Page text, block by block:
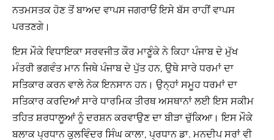
ਨਤਮਸਤਕ ਹੋਣ ਤੋਂ ਬਾਅਦ ਵਾਪਸ ਜਗਰਾਓਂ ਇਸੇ ਬੱਸ ਰਾਹੀਂ ਵਾਪਸ
ਪਰਤਣਗੇ।
ਇਸ ਮੌਕੇ ਵਿਧਾਇਕਾ ਸਰਵਜੀਤ ਕੌਰ ਮਾਣੂੰਕੇ ਨੇ ਕਿਹਾ ਪੰਜਾਬ ਦੇ ਮੁੱਖ
ਮੰਤਰੀ ਭਗਵੰਤ ਮਾਨ ਜਿਥੇ ਪੰਜਾਬ ਦੇ ਪੁੱਤ ਹਨ, ਉਥੇ ਸਾਰੇ ਧਰਮਾਂ ਦਾ
ਸਤਿਕਾਰ ਕਰਨ ਵਾਲੇ ਨੇਕ ਇਨਸਾਨ ਹਨ। ਉਨ੍ਹਾਂ ਸਮੂਹ ਧਰਮਾਂ ਦਾ
ਸਤਿਕਾਰ ਕਰਦਿਆਂ ਸਾਰੇ ਧਾਰਮਿਕ ਤੀਰਥ ਅਸਥਾਨਾਂ ਲਈ ਇਸ ਸਕੀਮ
ਤਹਿਤ ਸ਼ਰਧਾਲੂਆਂ ਨੂੰ ਦਰਸ਼ਨ ਕਰਵਾਉਣ ਦਾ ਬੀੜਾ ਚੁੱਕਿਆ। ਇਸ ਮੌਕੇ
ਬਲਾਕ ਪ੍ਰਧਾਨ ਕੁਲਵਿੰਦਰ ਸਿੰਘ ਕਾਲਾ, ਪ੍ਰਧਾਨ ਡਾ. ਮਨਦੀਪ ਸਰਾਂ ਵੀ